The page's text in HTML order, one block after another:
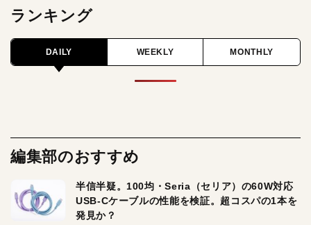
ランキング
DAILY WEEKLY MONTHLY
編集部のおすすめ
半信半疑。100均・Seria（セリア）の60W対応
USB-Cケーブルの性能を検証。超コスパの1本を
発見か？